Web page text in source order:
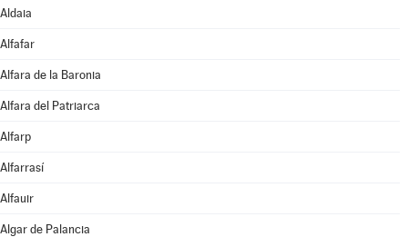
Aldaia
Alfafar
Alfara de la Baronia
Alfara del Patriarca
Alfarp
Alfarrasí
Alfauir
Algar de Palancia